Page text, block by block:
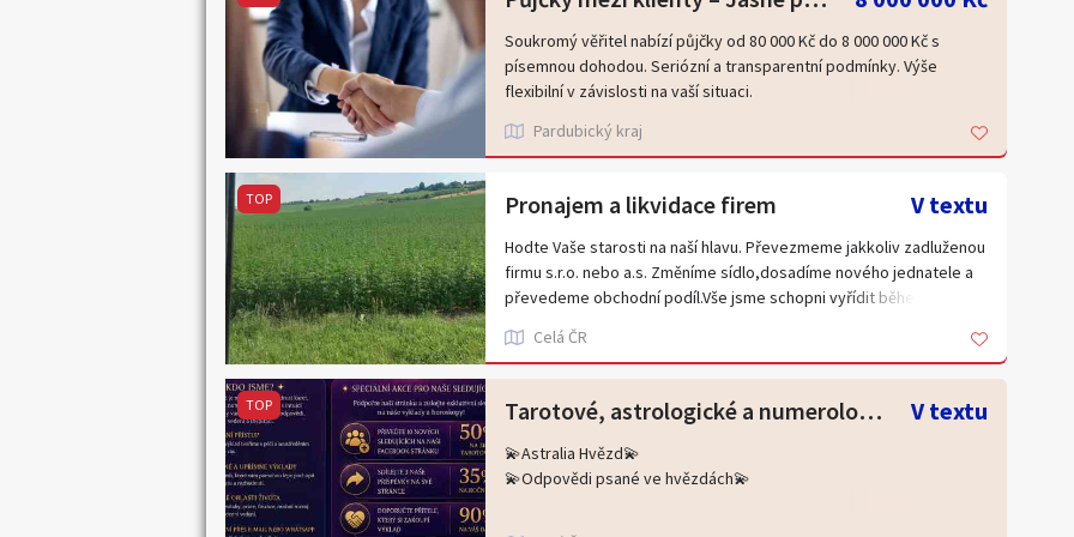
Soukromý věřitel nabízí půjčky od 80 000 Kč do 8 000 000 Kč s
písemnou dohodou. Seriózní a transparentní podmínky. Výše ​​
flexibilní v závislosti na vaší situaci.
Pro více informací nás kontaktujte zprávou :
Pardubický kraj
TOP Pronajem a likvidace firem V textu
Hodte Vaše starosti na naší hlavu. Převezmeme jakkoliv zadluženou
firmu s.r.o. nebo a.s. Změníme sídlo,dosadíme nového jednatele a
převedeme obchodní podíl.Vše jsme schopni vyřídit během 12
000kč.Reference samozřejmostí.Letošní rok máme přes sto
bankovním účtem.
pište na prevod-firem@seznam.cz
Celá ČR
TOP Tarotové, astrologické a numerologické výklady online V textu
💫Astralia Hvězd💫
💫Odpovědi psané ve hvězdách💫